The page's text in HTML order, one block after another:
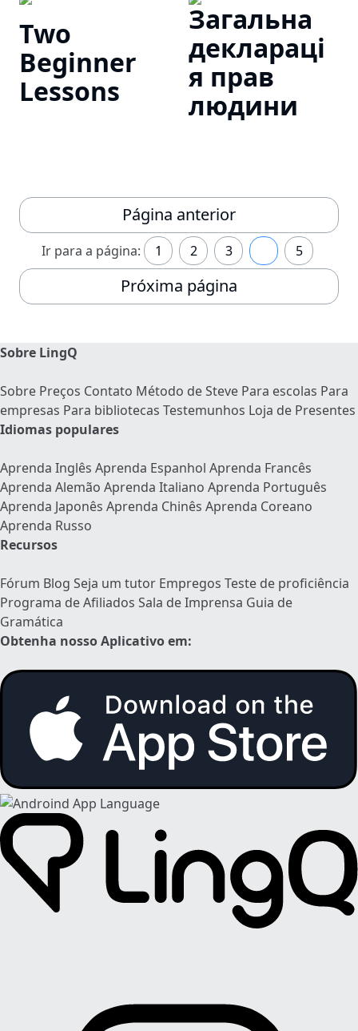
Two
Beginner
Lessons
Загальна
декларацi
я прав
людини
Página anterior
Ir para a página: 1 2 3 5
Próxima página
Sobre LingQ
Sobre Preços Contato Método de Steve Para escolas Para
empresas Para bibliotecas Testemunhos Loja de Presentes
Idiomas populares
Aprenda Inglês Aprenda Espanhol Aprenda Francês
Aprenda Alemão Aprenda Italiano Aprenda Português
Aprenda Japonês Aprenda Chinês Aprenda Coreano
Aprenda Russo
Recursos
Fórum Blog Seja um tutor Empregos Teste de proficiência
Programa de Afiliados Sala de Imprensa Guia de
Gramática
Obtenha nosso Aplicativo em: